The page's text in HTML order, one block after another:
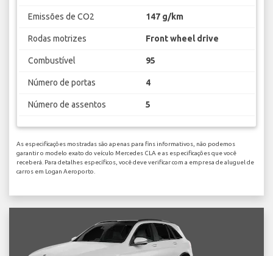
Emissões de CO2 147 g/km
Rodas motrizes Front wheel drive
Combustível 95
Número de portas 4
Número de assentos 5
As especificações mostradas são apenas para fins informativos, não podemos
garantir o modelo exato do veículo Mercedes CLA e as especificações que você
receberá. Para detalhes específicos, você deve verificar com a empresa de aluguel de
carros em Logan Aeroporto.